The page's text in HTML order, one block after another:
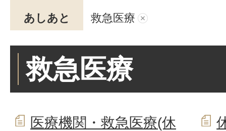
あしあと
救急医療
救急医療
医療機関・救急医療(休